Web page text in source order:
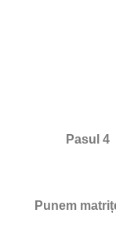
Pasul 4
Punem